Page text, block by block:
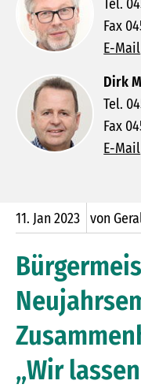
Tel.
Fax
E-Mail
Dirk
Tel.
Fax
E-Mail
11. Jan2023 von
„Wir